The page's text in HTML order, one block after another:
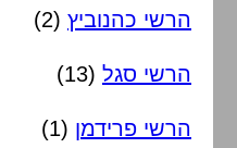
הרשי כהנוביץ (2)
הרשי סגל (13)
הרשי פרידמן (1)